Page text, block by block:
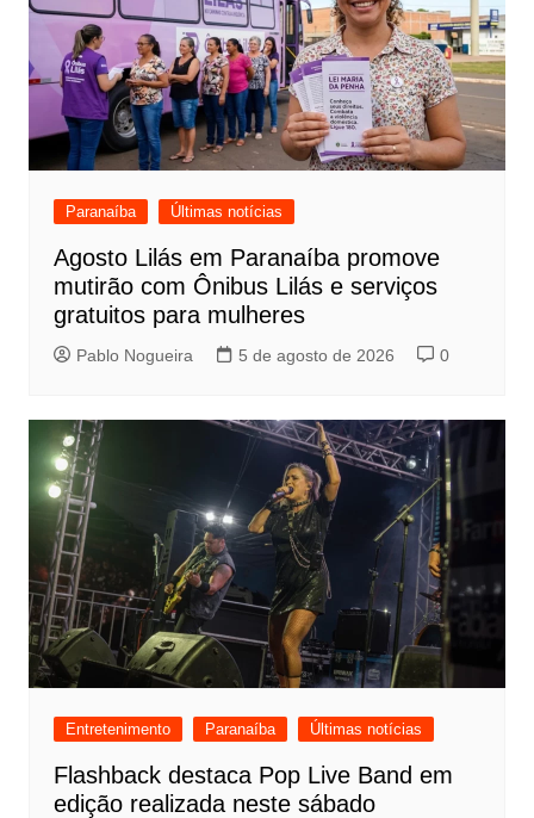
Paranaíba Últimas notícias
Agosto Lilás em Paranaíba promove
mutirão com Ônibus Lilás e serviços
gratuitos para mulheres
Pablo Nogueira 5 de agosto de 2026 0
Entretenimento Paranaíba Últimas notícias
Flashback destaca Pop Live Band em
edição realizada neste sábado